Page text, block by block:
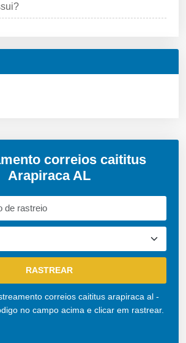
correios caititus
Arapiraca AL
correios caititus arapiraca al -
no campo acima e clicar em rastrear.